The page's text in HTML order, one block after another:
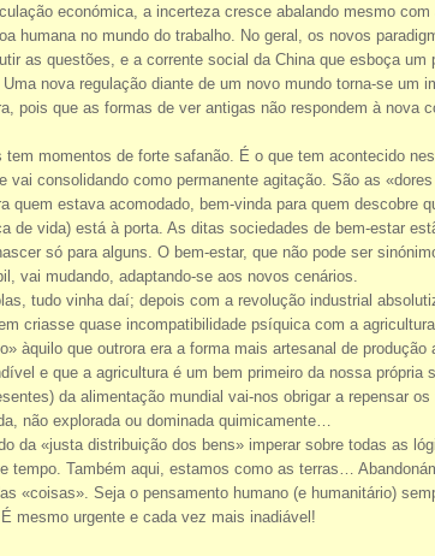
económica, a incerteza cresce abalando mesmo
humana no mundo do trabalho. No geral, os novos
as questões, e a corrente social da China que esboça um
nova regulação diante de um novo mundo torna-se um
pois que as formas de ver antigas não respondem à nova
momentos de forte safanão. É o que tem acontecido
vai consolidando como permanente agitação. São as
quem estava acomodado, bem-vinda para quem descobre
de vida) está à porta. As ditas sociedades de bem-estar
só para alguns. O bem-estar, que não pode ser
vai mudando, adaptando-se aos novos cenários.
tudo vinha daí; depois com a revolução industrial
criasse quase incompatibilidade psíquica com a
àquilo que outrora era a forma mais artesanal de
e que a agricultura é um bem primeiro da nossa própria
da alimentação mundial vai-nos obrigar a repensar
não explorada ou dominada quimicamente…
da «justa distribuição dos bens» imperar sobre todas as
tempo. Também aqui, estamos como as terras…
«coisas». Seja o pensamento humano (e humanitário)
mesmo urgente e cada vez mais inadiável!